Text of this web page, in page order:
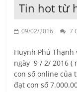
Tin hot từ
09/02/2016 7
Huynh Phú
ngày 9 / 2/ 2016 (
con số online của
đạt con số